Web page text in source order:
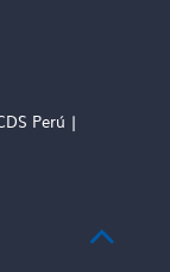
Perú |